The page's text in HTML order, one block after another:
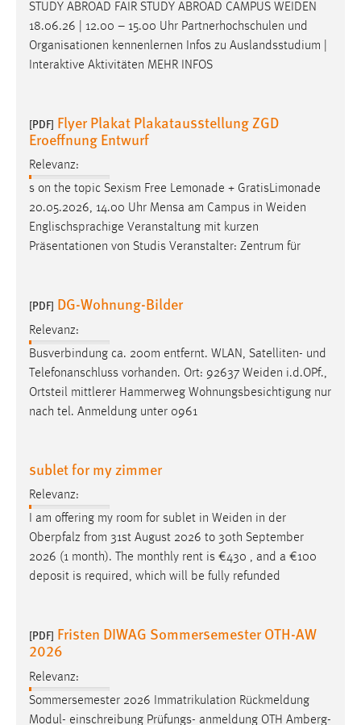
STUDY ABROAD FAIR STUDY ABROAD CAMPUS WEIDEN
18.06.26 | 12.00 – 15.00 Uhr Partnerhochschulen und
Organisationen kennenlernen Infos zu Auslandsstudium |
Interaktive Aktivitäten MEHR INFOS
[PDF] Flyer Plakat Plakatausstellung ZGD
Eroeffnung Entwurf
Relevanz:
s on the topic Sexism Free Lemonade + GratisLimonade
20.05.2026, 14.00 Uhr Mensa am Campus in Weiden
Englischsprachige Veranstaltung mit kurzen
Präsentationen von Studis Veranstalter: Zentrum für
[PDF] DG-Wohnung-Bilder
Relevanz:
Busverbindung ca. 200m entfernt. WLAN, Satelliten- und
Telefonanschluss vorhanden. Ort: 92637 Weiden i.d.OPf.,
Ortsteil mittlerer Hammerweg Wohnungsbesichtigung nur
nach tel. Anmeldung unter 0961
sublet for my zimmer
Relevanz:
I am offering my room for sublet in Weiden in der
Oberpfalz from 31st August 2026 to 30th September
2026 (1 month). The monthly rent is €430 , and a €100
deposit is required, which will be fully refunded
[PDF] Fristen DIWAG Sommersemester OTH-AW
2026
Relevanz:
Sommersemester 2026 Immatrikulation Rückmeldung
Modul- einschreibung Prüfungs- anmeldung OTH Amberg-
Zweck:
Dieser Cookie ist notwendig um sich an der Website
einloggen zu können.
STATISTIK
Statistik Cookies erfassen Informationen anonym.
Diese Informationen helfen uns zu verstehen, wie
unsere Besucher unsere Website nutzen.
Name:
_pk_ref, _pk_cvar, _pk_id, _pk_ses
Zweck:
Zugriffsstatistik
Cookie Laufzeit:
Max. 13 Monate
MARKETING
Marketing Cookies werden von Drittanbietern
verwendet, um personalisierte Werbung anzuzeigen.
Sie tun dies, indem sie Besucher über Websites
hinweg verfolgen.
Name:
_gcl_au
Anbieter:
Google Ireland Limited